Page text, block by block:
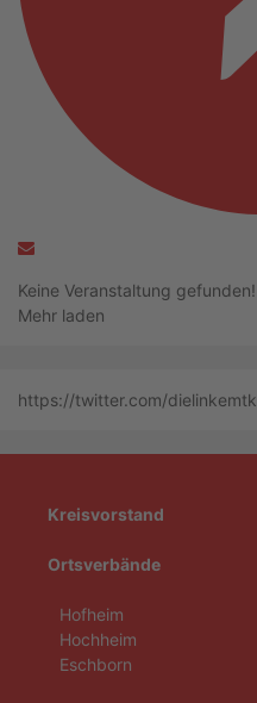
Keine Veranstaltung gefunden!
Mehr laden
https://twitter.com/dielinkemtk
Kreisvorstand
Ortsverbände
Hofheim
Hochheim
Eschborn